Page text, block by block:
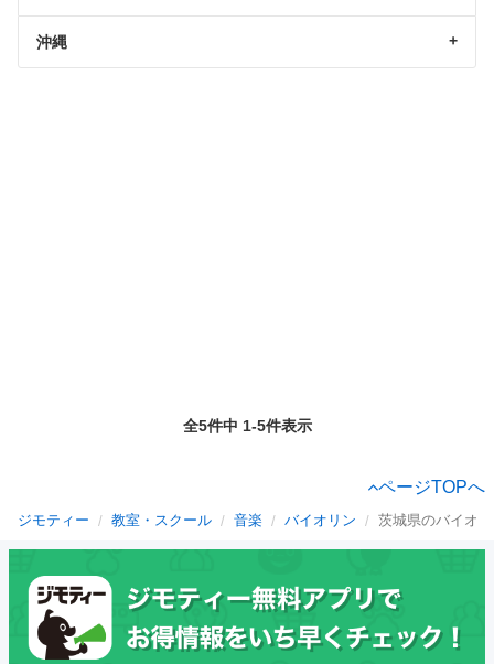
沖縄
全5件中 1-5件表示
ページTOPへ
ジモティー 教室・スクール 音楽 バイオリン 茨城県のバイオ